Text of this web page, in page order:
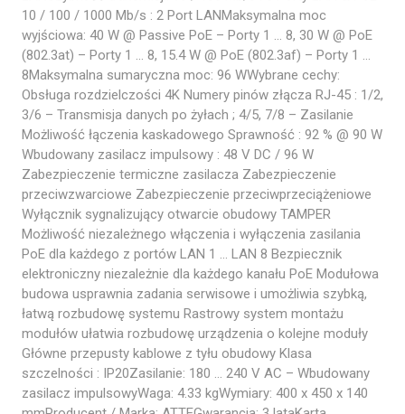
10 / 100 / 1000 Mb/s : 2 Port LANMaksymalna moc
wyjściowa: 40 W @ Passive PoE – Porty 1 … 8, 30 W @ PoE
(802.3at) – Porty 1 … 8, 15.4 W @ PoE (802.3af) – Porty 1 …
8Maksymalna sumaryczna moc: 96 WWybrane cechy:
Obsługa rozdzielczości 4K Numery pinów złącza RJ-45 : 1/2,
3/6 – Transmisja danych po żyłach ; 4/5, 7/8 – Zasilanie
Możliwość łączenia kaskadowego Sprawność : 92 % @ 90 W
Wbudowany zasilacz impulsowy : 48 V DC / 96 W
Zabezpieczenie termiczne zasilacza Zabezpieczenie
przeciwzwarciowe Zabezpieczenie przeciwprzeciążeniowe
Wyłącznik sygnalizujący otwarcie obudowy TAMPER
Możliwość niezależnego włączenia i wyłączenia zasilania
PoE dla każdego z portów LAN 1 … LAN 8 Bezpiecznik
elektroniczny niezależnie dla każdego kanału PoE Modułowa
budowa usprawnia zadania serwisowe i umożliwia szybką,
łatwą rozbudowę systemu Rastrowy system montażu
modułów ułatwia rozbudowę urządzenia o kolejne moduły
Główne przepusty kablowe z tyłu obudowy Klasa
szczelności : IP20Zasilanie: 180 … 240 V AC – Wbudowany
zasilacz impulsowyWaga: 4.33 kgWymiary: 400 x 450 x 140